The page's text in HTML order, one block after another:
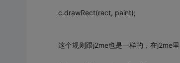
c.drawRect(rect, paint);
这个规则跟j2me也是一样的，在j2me